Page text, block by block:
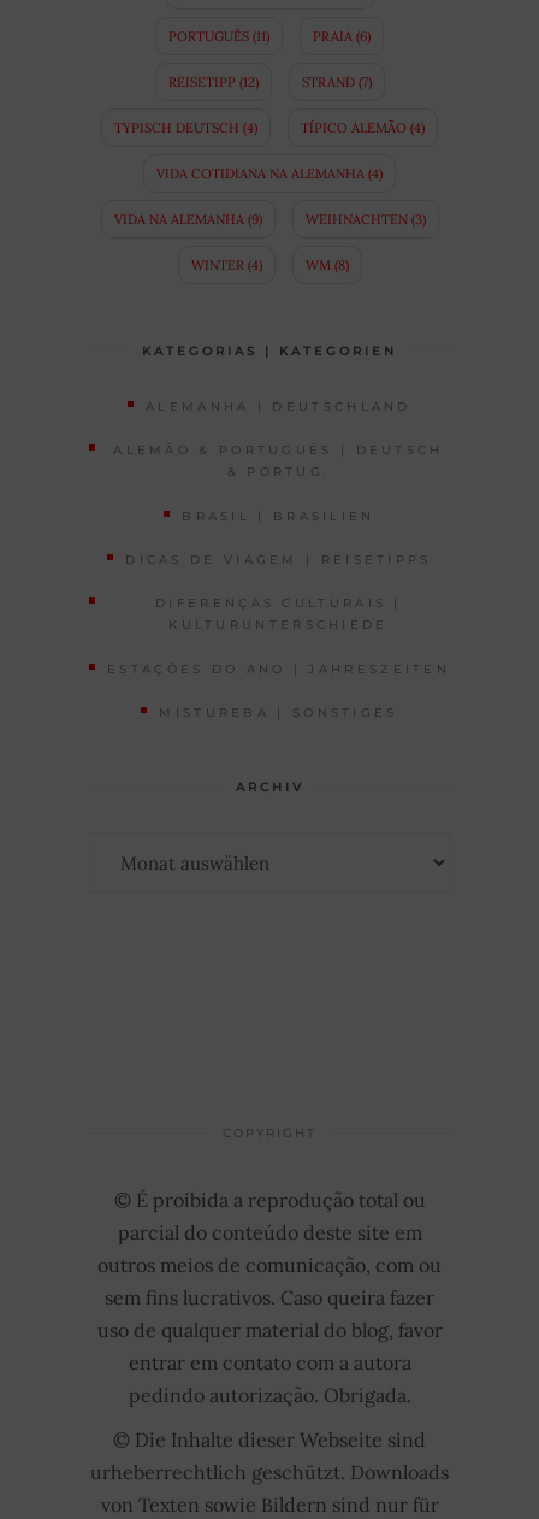
PORTUGUÊS (11) PRAIA (6)
REISETIPP(12) STRAND(7)
TYPISCH DEUTSCH (4) TÍPICO ALEMÃO (4)
VIDA COTIDIANA NA ALEMANHA (4)
VIDA NA ALEMANHA(9) WEIHNACHTEN(3)
WINTER(4) WM(8)
KATEGORIAS | KATEGORIEN
ALEMANHA | DEUTSCHLAND
ALEMÃO & PORTUGUÊS | DEUTSCH
& PORTUG.
BRASIL | BRASILIEN
DICAS DE VIAGEM | REISETIPPS
DIFERENÇAS CULTURAIS |
KULTURUNTERSCHIEDE
ESTAÇÕES DO ANO | JAHRESZEITEN
MISTUREBA | SONSTIGES
ARCHIV
COPYRIGHT
© É proibida a reprodução total ou
parcial do conteúdo deste site em
outros meios de comunicação, com ou
sem fins lucrativos. Caso queira fazer
uso de qualquer material do blog, favor
entrar em contato com a autora
pedindo autorização. Obrigada.
© Die Inhalte dieser Webseite sind
urheberrechtlich geschützt. Downloads
von Texten sowie Bildern sind nur für